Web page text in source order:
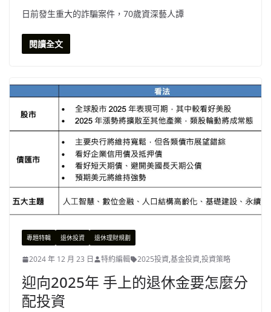
日前發生重大的詐騙案件，70歲資深藝人譚
閱讀全文
專題特輯 退休投資 退休理財規劃
2024 年 12 月 23 日 特約編輯 2025投資,基金投資,投資策略
迎向2025年 手上的退休金要怎麼分
配投資